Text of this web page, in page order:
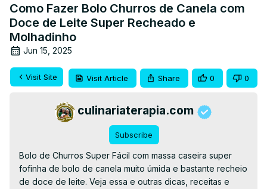
Como Fazer Bolo Churros de Canela com
Doce de Leite Super Recheado e
Molhadinho
Jun 15, 2025
Visit Site Visit Article Share 0 0
culinariaterapia.com
Subscribe
Bolo de Churros Super Fácil com massa caseira super
fofinha de bolo de canela muito úmida e bastante recheio
de doce de leite. Veja essa e outras dicas, receitas e